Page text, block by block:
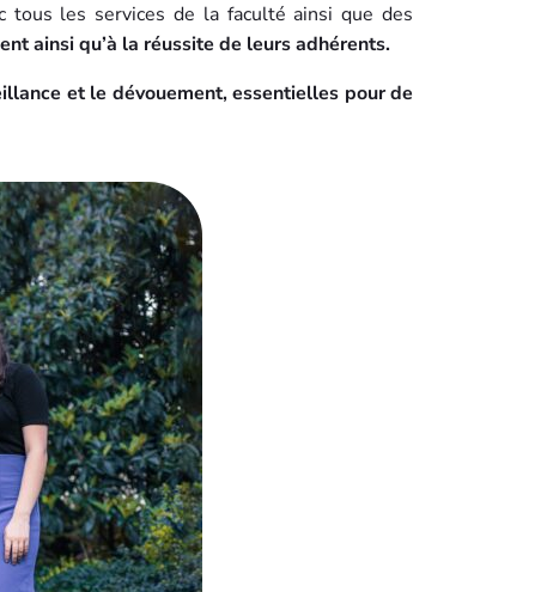
tous les services de la faculté ainsi que des
ainsi qu’à la réussite de leurs adhérents.
et le dévouement, essentielles pour de